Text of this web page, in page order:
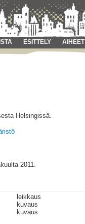
ESITTELY AIHEET
Helsingissä.
2011.
leikkaus
kuvaus
kuvaus